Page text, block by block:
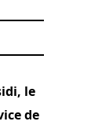
le
de